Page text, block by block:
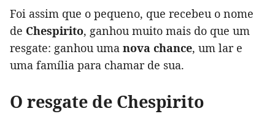
Foi assim que o pequeno, que recebeu o nome
de Chespirito, ganhou muito mais do que um
resgate: ganhou uma nova chance, um lar e
uma família para chamar de sua.
O resgate de Chespirito